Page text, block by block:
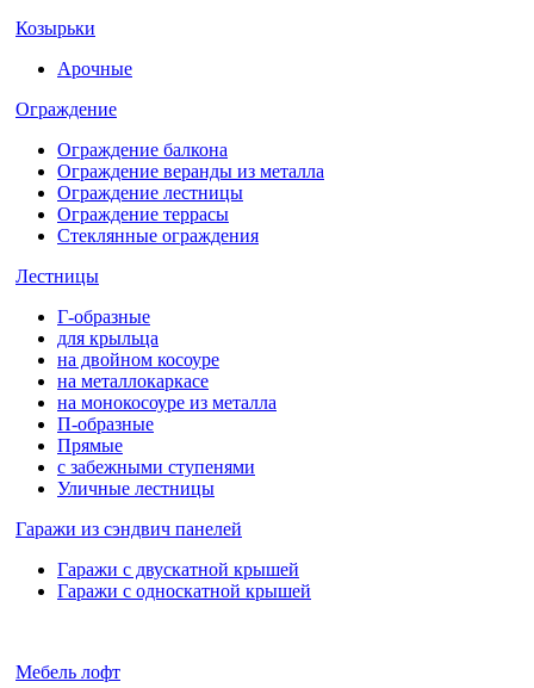
Козырьки
Арочные
Ограждение
Ограждение балкона
Ограждение веранды из металла
Ограждение лестницы
Ограждение террасы
Стеклянные ограждения
Лестницы
Г-образные
для крыльца
на двойном косоуре
на металлокаркасе
на монокосоуре из металла
П-образные
Прямые
с забежными ступенями
Уличные лестницы
Гаражи из сэндвич панелей
Гаражи с двускатной крышей
Гаражи с односкатной крышей
Мебель лофт